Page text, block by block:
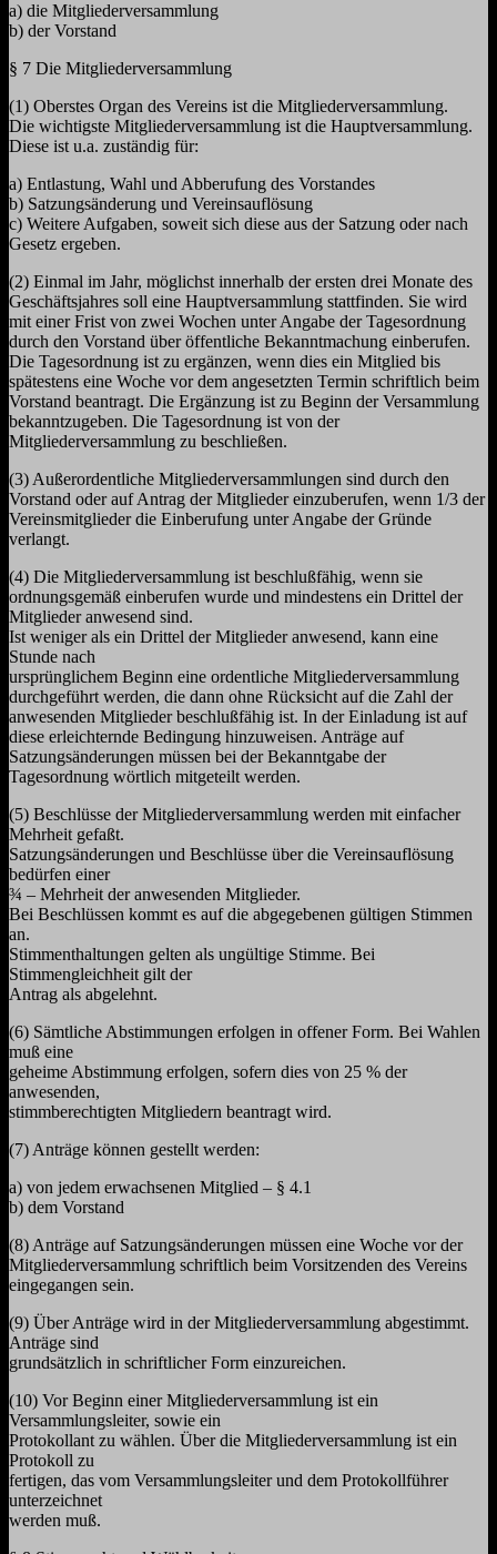
a) die Mitgliederversammlung
b) der Vorstand
§ 7 Die Mitgliederversammlung
(1) Oberstes Organ des Vereins ist die Mitgliederversammlung.
Die wichtigste Mitgliederversammlung ist die Hauptversammlung.
Diese ist u.a. zuständig für:
a) Entlastung, Wahl und Abberufung des Vorstandes
b) Satzungsänderung und Vereinsauflösung
c) Weitere Aufgaben, soweit sich diese aus der Satzung oder nach
Gesetz ergeben.
(2) Einmal im Jahr, möglichst innerhalb der ersten drei Monate des
Geschäftsjahres soll eine Hauptversammlung stattfinden. Sie wird
mit einer Frist von zwei Wochen unter Angabe der Tagesordnung
durch den Vorstand über öffentliche Bekanntmachung einberufen.
Die Tagesordnung ist zu ergänzen, wenn dies ein Mitglied bis
spätestens eine Woche vor dem angesetzten Termin schriftlich beim
Vorstand beantragt. Die Ergänzung ist zu Beginn der Versammlung
bekanntzugeben. Die Tagesordnung ist von der
Mitgliederversammlung zu beschließen.
(3) Außerordentliche Mitgliederversammlungen sind durch den
Vorstand oder auf Antrag der Mitglieder einzuberufen, wenn 1/3 der
Vereinsmitglieder die Einberufung unter Angabe der Gründe
verlangt.
(4) Die Mitgliederversammlung ist beschlußfähig, wenn sie
ordnungsgemäß einberufen wurde und mindestens ein Drittel der
Mitglieder anwesend sind.
Ist weniger als ein Drittel der Mitglieder anwesend, kann eine
Stunde nach
ursprünglichem Beginn eine ordentliche Mitgliederversammlung
durchgeführt werden, die dann ohne Rücksicht auf die Zahl der
anwesenden Mitglieder beschlußfähig ist. In der Einladung ist auf
diese erleichternde Bedingung hinzuweisen. Anträge auf
Satzungsänderungen müssen bei der Bekanntgabe der
Tagesordnung wörtlich mitgeteilt werden.
(5) Beschlüsse der Mitgliederversammlung werden mit einfacher
Mehrheit gefaßt.
Satzungsänderungen und Beschlüsse über die Vereinsauflösung
bedürfen einer
¾ – Mehrheit der anwesenden Mitglieder.
Bei Beschlüssen kommt es auf die abgegebenen gültigen Stimmen
an.
Stimmenthaltungen gelten als ungültige Stimme. Bei
Stimmengleichheit gilt der
Antrag als abgelehnt.
(6) Sämtliche Abstimmungen erfolgen in offener Form. Bei Wahlen
muß eine
geheime Abstimmung erfolgen, sofern dies von 25 % der
anwesenden,
stimmberechtigten Mitgliedern beantragt wird.
(7) Anträge können gestellt werden:
a) von jedem erwachsenen Mitglied – § 4.1
b) dem Vorstand
(8) Anträge auf Satzungsänderungen müssen eine Woche vor der
Mitgliederversammlung schriftlich beim Vorsitzenden des Vereins
eingegangen sein.
(9) Über Anträge wird in der Mitgliederversammlung abgestimmt.
Anträge sind
grundsätzlich in schriftlicher Form einzureichen.
(10) Vor Beginn einer Mitgliederversammlung ist ein
Versammlungsleiter, sowie ein
Protokollant zu wählen. Über die Mitgliederversammlung ist ein
Protokoll zu
fertigen, das vom Versammlungsleiter und dem Protokollführer
unterzeichnet
werden muß.